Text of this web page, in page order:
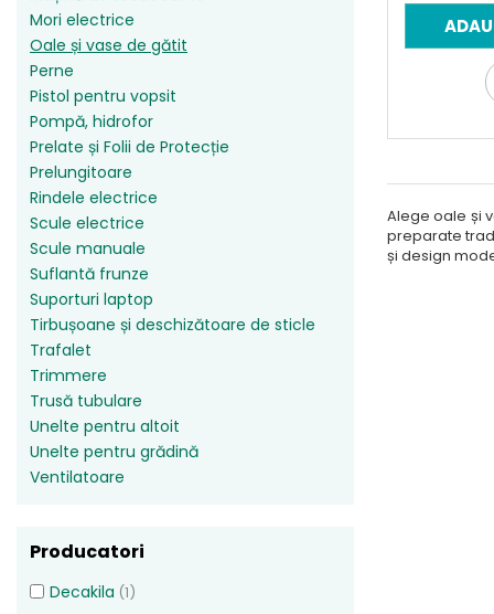
Mașină de tocat carne
Mori electrice
Oale și vase de gătit
Perne
Pistol pentru vopsit
Pompă, hidrofor
Hidrofoare
Presostate/Regulatoare de
presiune
Prelate și Folii de Protecție
Prelungitoare
Rindele electrice
Accesorii rindele
Scule electrice
Accesorii pentru polizor
Accesorii scule electrice
Fierăstrău circular
Flexuri
Mori electrice
Oale și vase de gătit
Perne
Pistol pentru vopsit
Pompă, hidrofor
Prelate și Folii de Protecție
Prelungitoare
Rindele electrice
Scule electrice
Scule manuale
Suflantă frunze
Suporturi laptop
Tirbușoane și deschizătoare de sticle
Trafalet
Trimmere
Trusă tubulare
Unelte pentru altoit
Unelte pentru grădină
Ventilatoare
Producatori
Decakila (1)
Alege oale și
preparate
și design